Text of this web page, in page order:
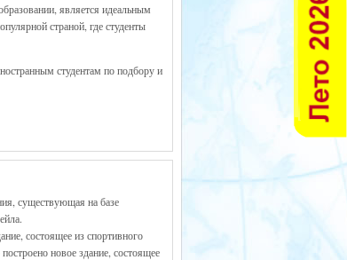
является идеальным
страной, где студенты
студентам по подбору и
существующая на базе
состоящее из спортивного
новое здание, состоящее